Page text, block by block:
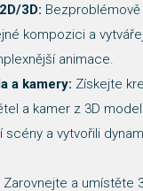
3D:
kompozici a
animace.
a kamery: Získejte
a kamer z 3D
scény a vytvořili
Zarovnejte a umístěte